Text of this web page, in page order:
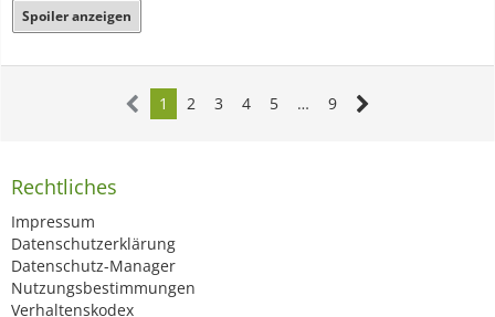
Spoiler anzeigen
1 2 3 4 5 … 9
Rechtliches
Impressum
Datenschutzerklärung
Datenschutz-Manager
Nutzungsbestimmungen
Verhaltenskodex